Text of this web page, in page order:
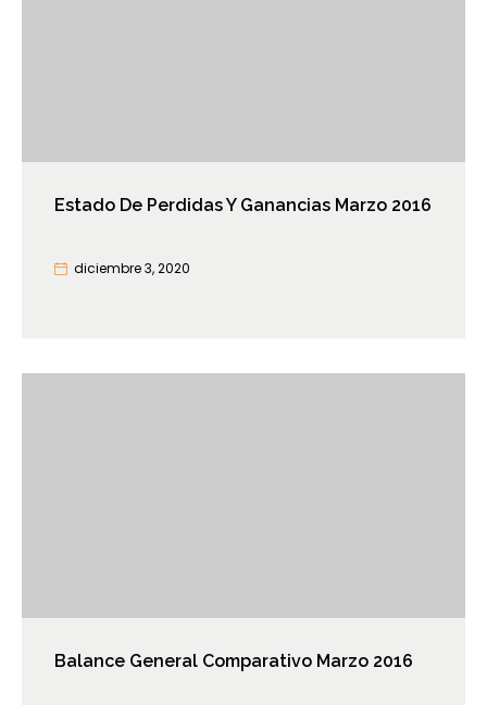
Estado De Perdidas Y Ganancias Marzo 2016
diciembre 3, 2020
Balance General Comparativo Marzo 2016